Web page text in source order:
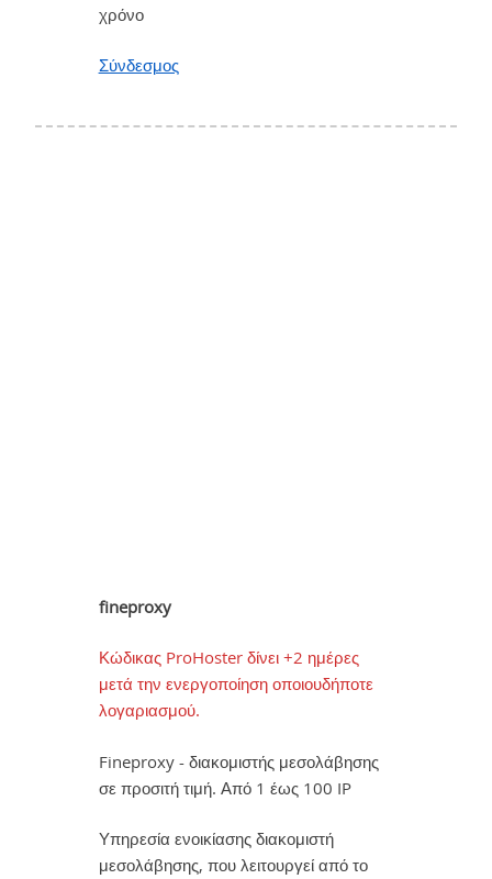
χρόνο
Σύνδεσμος
fineproxy
Κώδικας ProHoster δίνει +2 ημέρες
μετά την ενεργοποίηση οποιουδήποτε
λογαριασμού.
Fineproxy - διακομιστής μεσολάβησης
σε προσιτή τιμή. Από 1 έως 100 IP
Υπηρεσία ενοικίασης διακομιστή
μεσολάβησης, που λειτουργεί από το